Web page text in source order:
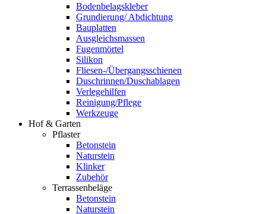
Bodenbelagskleber
Grundierung/ Abdichtung
Bauplatten
Ausgleichsmassen
Fugenmörtel
Silikon
Fliesen-/Übergangsschienen
Duschrinnen/Duschablagen
Verlegehilfen
Reinigung/Pflege
Werkzeuge
Hof & Garten
Pflaster
Betonstein
Naturstein
Klinker
Zubehör
Terrassenbeläge
Betonstein
Naturstein